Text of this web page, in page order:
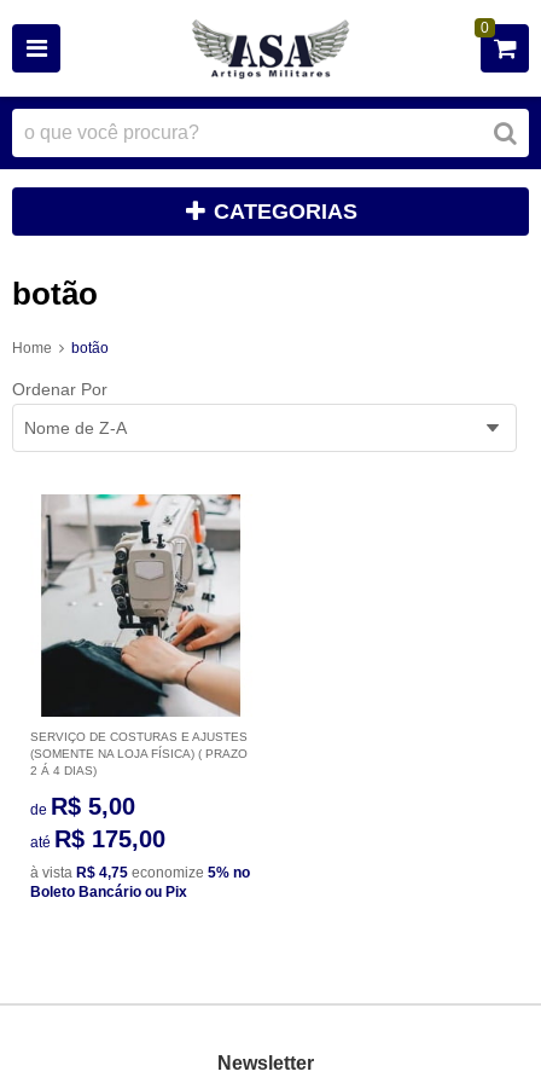
0
CATEGORIAS
botão
Home botão
Ordenar Por
Nome de Z-A
SERVIÇO DE COSTURAS E AJUSTES
(SOMENTE NA LOJA FÍSICA) ( PRAZO
2 Á 4 DIAS)
de R$ 5,00
até R$ 175,00
à vista R$ 4,75 economize 5% no
Boleto Bancário ou Pix
Newsletter